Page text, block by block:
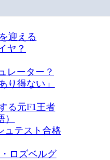
迎える
ヤ？
レーター？
り得ない」
る元F1王者
ュテスト合格
ロズベルグ